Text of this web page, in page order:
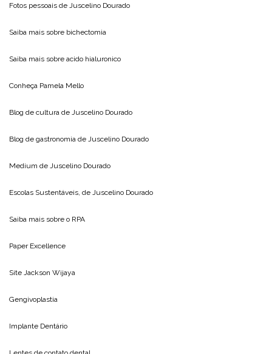
Fotos pessoais de Juscelino Dourado
Saiba mais sobre bichectomia
Saiba mais sobre acido hialuronico
Conheça Pamela Mello
Blog de cultura de Juscelino Dourado
Blog de gastronomia de Juscelino Dourado
Medium de Juscelino Dourado
Escolas Sustentáveis, de Juscelino Dourado
Saiba mais sobre o RPA
Paper Excellence
Site Jackson Wijaya
Gengivoplastia
Implante Dentário